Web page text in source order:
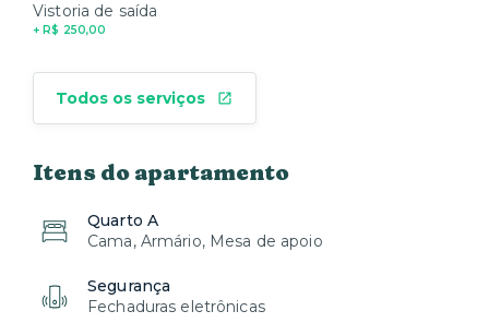
Vistoria de saída
+ R$ 250,00
Todos os serviços
Itens do apartamento
Quarto A
Cama, Armário, Mesa de apoio
Segurança
Fechaduras eletrônicas